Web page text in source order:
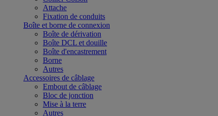
Attache
Fixation de conduits
Boîte et borne de connexion
Boîte de dérivation
Boîte DCL et douille
Boîte d'encastrement
Borne
Autres
Accessoires de câblage
Embout de câblage
Bloc de jonction
Mise à la terre
Autres